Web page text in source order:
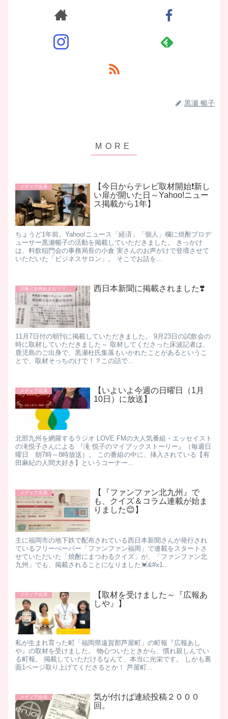
黒瀬 暢子
メディア出演
【今日からテレビ取材開始❗️新し
い扉が開いた日～Yahoo!ニュー
ス掲載から1年】
ちょうど1年前。Yahoo!ニュース「経済」「個人」欄に焼酎プロデ
ューサー黒瀬暢子の活動を掲載していただきました。 きっかけ
は、料飲稲門会の事務局長の小倉 実さんのお声がけで登壇させて
いただいた「ビジネスサロン」。 そこでお話を...
西日本新聞に掲載されました❣️
11月7日付の朝刊に掲載していただきました。 9月23日の試飲会の
時に取材していただきました～ 取材してくださった床波記者は、
鹿児島のご出身で、黒瀬杜氏集落もいかれたことがあるというこ
とで、取材そっちのけで！？この話で...
メディア出演
【いよいよ今週の日曜日（1月
10日）に放送】
北部九州を網羅するラジオ LOVE FMの大人気番組・エッセイスト
の滝悦子さんによる 『滝 悦子のマイブックストーリー』（毎週日
曜日 朝7時～8時放送）。 この番組の中に、挿入されている【有
田麻紀の人間大好き】というコーナー...
メディア出演
【『ファンファン北九州』で
も、クイズ＆コラム連載が始ま
りました😊】
主に福岡市の地下鉄で配布されている西日本新聞さんが発行され
ているフリーぺーパー「ファンファン福岡」で連載をスタートさ
せていただいた「焼酎にまつわるクイズ」が、「ファンファン北
九州」でも、掲載されることになりました💓&#x1...
メディア出演
【取材を受けました～『広報あ
しや』】
私が生まれ育った町「福岡県遠賀郡芦屋町」の町報『広報あし
や』の取材を受けました。 物心ついたときから、慣れ親しんでい
る町報。 掲載していただけるなんて、本当に光栄です。 しかも裏
面1ページ取り上げてくださるとか！ 芦屋町...
メディア出演
気が付けば連続投稿２０００
回。